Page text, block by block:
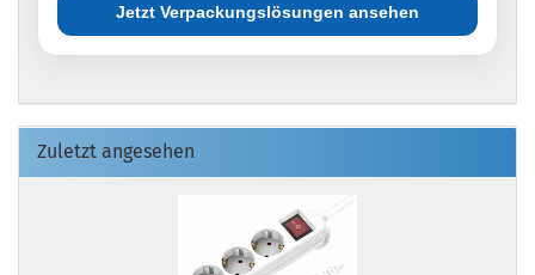
Jetzt Verpackungslösungen ansehen
Zuletzt angesehen